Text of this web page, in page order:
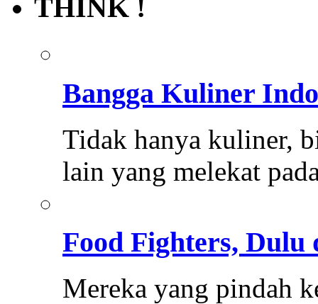
THINK !
Bangga Kuliner
Tidak hanya kuliner,
lain yang melekat
Food Fighters, Dulu
Mereka yang pindah